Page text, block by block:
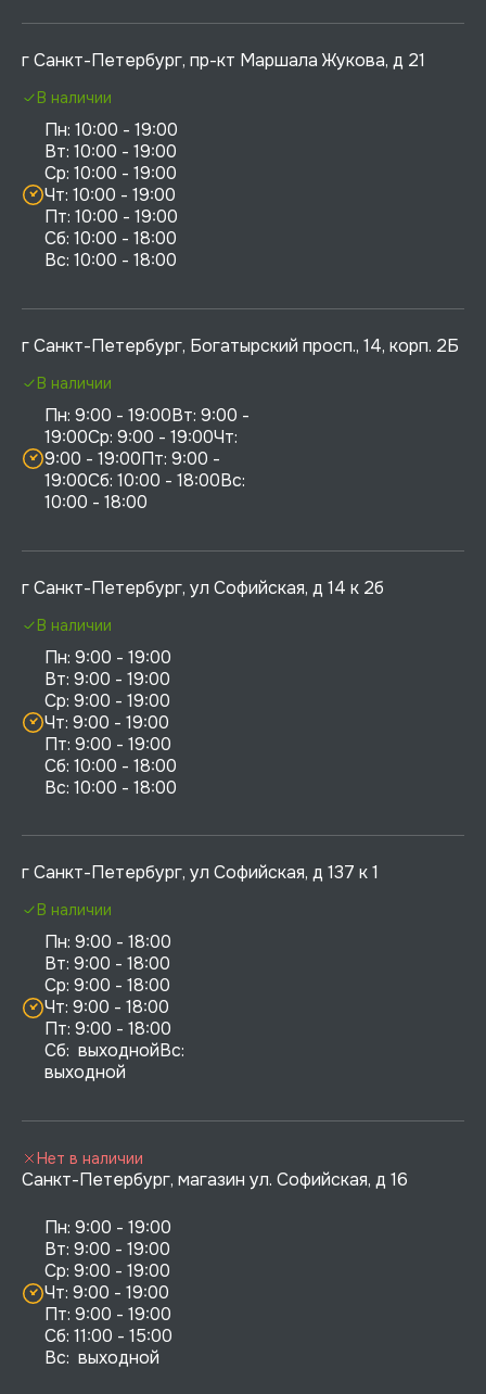
г Санкт-Петербург, пр-кт Маршала Жукова, д 21
Пн: 10:00 - 19:00
Вт: 10:00 - 19:00
Ср: 10:00 - 19:00
Чт: 10:00 - 19:00
Пт: 10:00 - 19:00
Сб: 10:00 - 18:00
В наличии
г Санкт-Петербург, Богатырский просп., 14, корп. 2Б
Пн: 9:00 - 19:00Вт: 9:00 -
19:00Ср: 9:00 - 19:00Чт:
9:00 - 19:00Пт: 9:00 -
19:00Сб: 10:00 - 18:00Вс:
10:00 - 18:00
В наличии
г Санкт-Петербург, ул Софийская, д 14 к 2б
Пн: 9:00 - 19:00
Вт: 9:00 - 19:00
Ср: 9:00 - 19:00
Чт: 9:00 - 19:00
Пт: 9:00 - 19:00
Сб: 10:00 - 18:00
В наличии
г Санкт-Петербург, ул Софийская, д 137 к 1
Пн: 9:00 - 18:00
Вт: 9:00 - 18:00
Ср: 9:00 - 18:00
Чт: 9:00 - 18:00
Пт: 9:00 - 18:00
Сб:  выходнойВс:
выходной
В наличии
Санкт-Петербург, магазин ул. Софийская, д 16
Пн: 9:00 - 19:00
Вт: 9:00 - 19:00
Ср: 9:00 - 19:00
Чт: 9:00 - 19:00
Пт: 9:00 - 19:00
Сб: 11:00 - 15:00
Вс:  выходной
Нет в наличии